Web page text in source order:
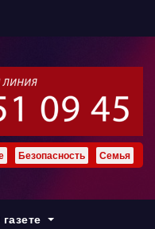
Безопасность Семья